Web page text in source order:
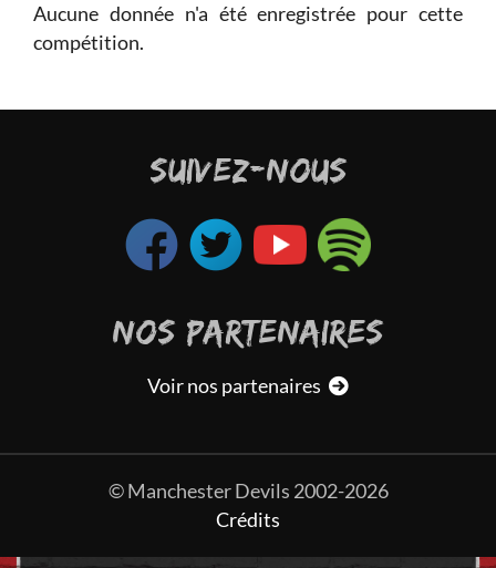
Aucune donnée n'a été enregistrée pour cette
compétition.
SUIVEZ-NOUS
NOS PARTENAIRES
Voir nos partenaires
© Manchester Devils 2002-2026
Crédits